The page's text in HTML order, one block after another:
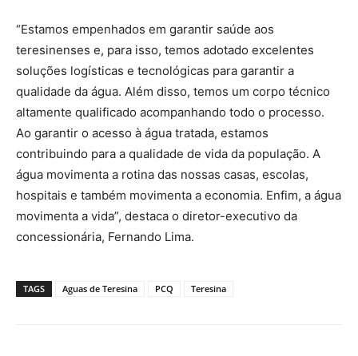
“Estamos empenhados em garantir saúde aos
teresinenses e, para isso, temos adotado excelentes
soluções logísticas e tecnológicas para garantir a
qualidade da água. Além disso, temos um corpo técnico
altamente qualificado acompanhando todo o processo.
Ao garantir o acesso à água tratada, estamos
contribuindo para a qualidade de vida da população. A
água movimenta a rotina das nossas casas, escolas,
hospitais e também movimenta a economia. Enfim, a água
movimenta a vida”, destaca o diretor-executivo da
concessionária, Fernando Lima.
TAGS Aguas de Teresina PCQ Teresina